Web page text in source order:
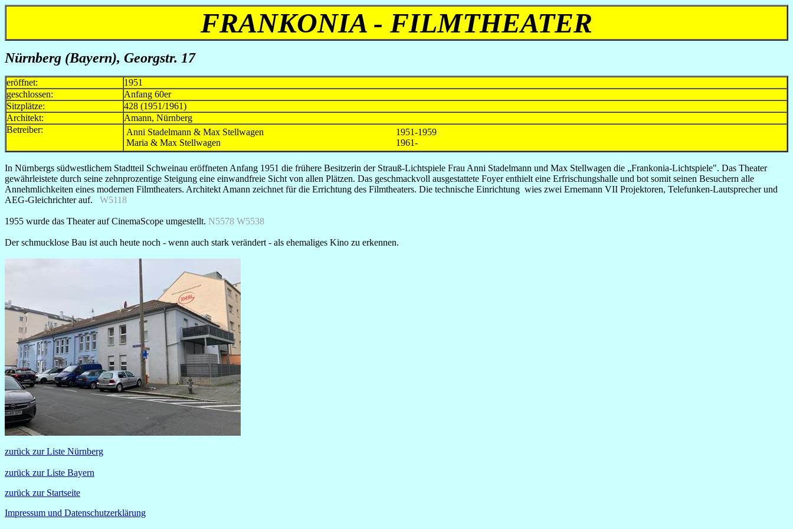
FRANKONIA - FILMTHEATER
Nürnberg (Bayern), Georgstr. 17
eröffnet:
1951
geschlossen:
Anfang 60er
Sitzplätze:
428 (1951/1961)
Architekt:
Amann, Nürnberg
Betreiber:
Anni Stadelmann & Max Stellwagen
Maria & Max Stellwagen
1951-1959
1961-
In Nürnbergs südwestlichem Stadtteil Schweinau eröffneten Anfang 1951 die frühere Besitzerin der Strauß-Lichtspiele Frau Anni Stadelmann und Max Stellwagen die „Frankonia-Lichtspiele". Das Theater
gewährleistete durch seine zehnprozentige Steigung eine einwandfreie Sicht von allen Plätzen. Das geschmackvoll ausgestattete Foyer enthielt eine Erfrischungshalle und bot somit seinen Besuchern alle
Annehmlichkeiten eines modernen Filmtheaters. Architekt Amann zeichnet für die Errichtung des Filmtheaters. Die technische Einrichtung wies zwei Ernemann VII Projektoren, Telefunken-Lautsprecher und
AEG-Gleichrichter auf. W5118
1955 wurde das Theater auf CinemaScope umgestellt. N5578 W5538
Der schmucklose Bau ist auch heute noch - wenn auch stark verändert - als ehemaliges Kino zu erkennen.
zurück zur Liste Nürnberg
zurück zur Liste Bayern
zurück zur Startseite
Impressum und Datenschutzerklärung